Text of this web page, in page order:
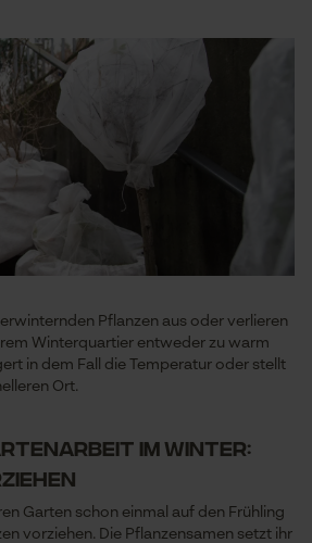
Pflanzen aus oder verlieren
Winterquartier entweder zu warm
in dem Fall die Temperatur oder stellt
Ort.
im Winter:
Garten schon einmal auf den Frühling
vorziehen. Die Pflanzensamen setzt ihr
Prüfung setzen von Cookies
Speichern der Auswahl zur
Datenverarbeitung
Econda Tag Manager
Econda Analytics
Mouseflow Web Analytics Tool